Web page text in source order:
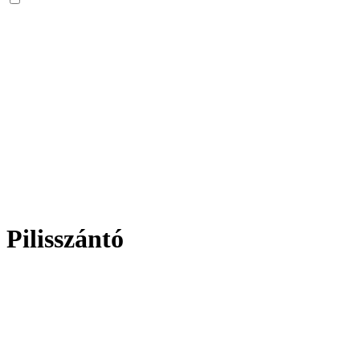
Pilisszántó